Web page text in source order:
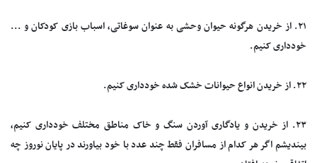
۲۱. از خریدن هرگونه حیوان وحشی به عنوان سوغاتی، اسباب بازی کودکان و ...
خودداری کنیم.
۲۲. از خریدن انواع حیوانات خشک شده خودداری کنیم.
۲۳. از خریدن و یادگاری آوردن سنگ و خاک مناطق مختلف خودداری کنیم،
بیندیشم اگر هر کدام از مسافران فقط چند عدد با خود بیاورند در پایان نوروز چه